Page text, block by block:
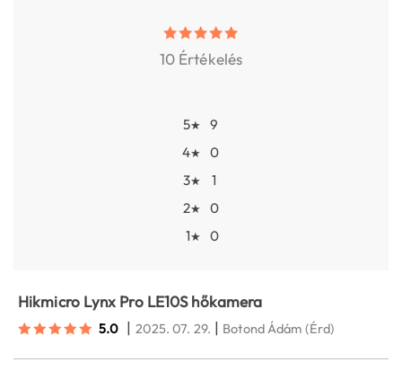
10 Értékelés
5★
9
4★
0
3★
1
2★
0
1★ 0
Hikmicro Lynx Pro LE10S hőkamera
5.0 | 2025. 07. 29. | Botond Ádám (Érd)